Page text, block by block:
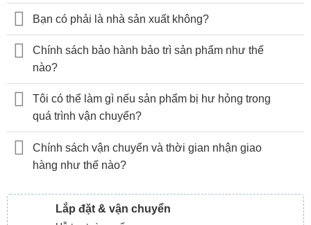
Bạn có phải là nhà sản xuất không?
Chính sách bảo hành bảo trì sản phẩm như thế
nào?
Tôi có thể làm gì nếu sản phẩm bị hư hỏng trong
quá trình vận chuyển?
Chính sách vận chuyển và thời gian nhận giao
hàng như thế nào?
Lắp đặt & vận chuyển